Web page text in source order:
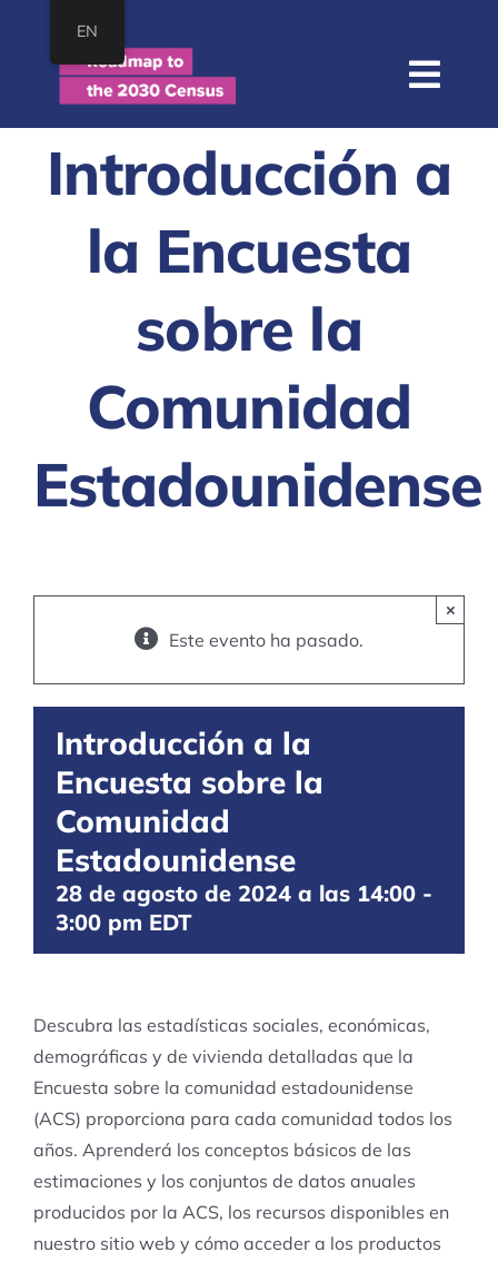
contenido
de
Hogar
Acerca de
BUSCAR:
Introducción a
la Encuesta
sobre la
Comunidad
Estadounidense
Este evento ha pasado.
×
Introducción a la
Encuesta sobre la
Comunidad
Estadounidense
28 de agosto de 2024 a las 14:00 -
3:00 pm EDT
Descubra las estadísticas sociales, económicas,
demográficas y de vivienda detalladas que la
Encuesta sobre la comunidad estadounidense
(ACS) proporciona para cada comunidad todos los
años. Aprenderá los conceptos básicos de las
estimaciones y los conjuntos de datos anuales
producidos por la ACS, los recursos disponibles en
nuestro sitio web y cómo acceder a los productos
EN